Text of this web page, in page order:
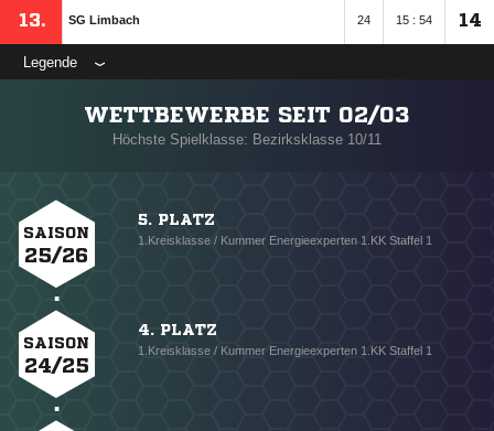
13. SG Limbach 24 15 : 54 14
Legende
WETTBEWERBE SEIT 02/03
Höchste Spielklasse: Bezirksklasse 10/11
SAISON
25/26
5. PLATZ
1.Kreisklasse / Kummer Energieexperten 1.KK Staffel 1
SAISON
24/25
4. PLATZ
1.Kreisklasse / Kummer Energieexperten 1.KK Staffel 1